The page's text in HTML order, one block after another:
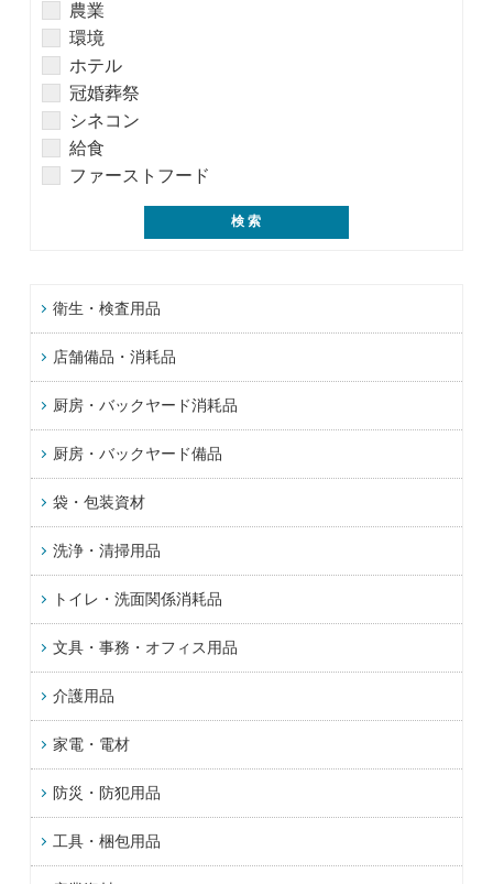
農業
環境
ホテル
冠婚葬祭
シネコン
給食
ファーストフード
衛生・検査用品
店舗備品・消耗品
厨房・バックヤード消耗品
厨房・バックヤード備品
袋・包装資材
洗浄・清掃用品
トイレ・洗面関係消耗品
文具・事務・オフィス用品
介護用品
家電・電材
防災・防犯用品
工具・梱包用品